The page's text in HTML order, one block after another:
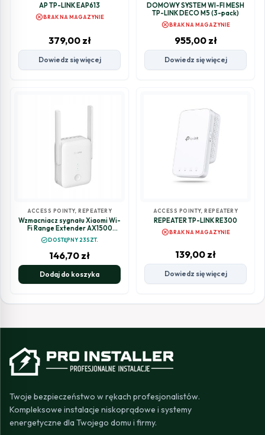
AP TP-LINK EAP613
cancelBRAK NA MAGAZYNIE
379,00 zł
Dowiedz się więcej
DOMOWY SYSTEM WI-FI MESH
TP-LINK DECO M5 (3-pack)
cancelBRAK NA MAGAZYNIE
955,00 zł
Dowiedz się więcej
ACCESS POINTY, REPEATERY
Wzmacniacz sygnału Xiaomi Wi-
Fi Range Extender AX1500
repeater
check_circleDOSTĘPNY 23SZT.
146,70 zł
Dodaj do koszyka
ACCESS POINTY, REPEATERY
REPEATER TP-LINK RE300
cancelBRAK NA MAGAZYNIE
139,00 zł
Dowiedz się więcej
Twoje bezpieczeństwo w rękach profesjonalistów.
Kompleksowe instalacje niskoprądowe i systemy
energetyczne dla Twojego domu i firmy.